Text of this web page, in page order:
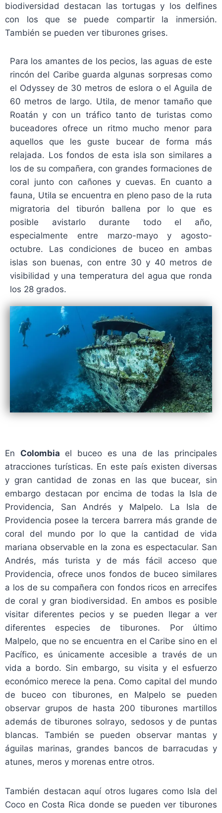
biodiversidad destacan las tortugas y los delfines
con los que se puede compartir la inmersión.
También se pueden ver tiburones grises.
Para los amantes de los pecios, las aguas de este
rincón del Caribe guarda algunas sorpresas como
el Odyssey de 30 metros de eslora o el Aguila de
60 metros de largo. Utila, de menor tamaño que
Roatán y con un tráfico tanto de turistas como
buceadores ofrece un ritmo mucho menor para
aquellos que les guste bucear de forma más
relajada. Los fondos de esta isla son similares a
los de su compañera, con grandes formaciones de
coral junto con cañones y cuevas. En cuanto a
fauna, Utila se encuentra en pleno paso de la ruta
migratoria del tiburón ballena por lo que es
posible avistarlo durante todo el año,
especialmente entre marzo-mayo y agosto-
octubre. Las condiciones de buceo en ambas
islas son buenas, con entre 30 y 40 metros de
visibilidad y una temperatura del agua que ronda
los 28 grados.
En Colombia el buceo es una de las principales
atracciones turísticas. En este país existen diversas
y gran cantidad de zonas en las que bucear, sin
embargo destacan por encima de todas la Isla de
Providencia, San Andrés y Malpelo. La Isla de
Providencia posee la tercera barrera más grande de
coral del mundo por lo que la cantidad de vida
mariana observable en la zona es espectacular. San
Andrés, más turista y de más fácil acceso que
Providencia, ofrece unos fondos de buceo similares
a los de su compañera con fondos ricos en arrecifes
de coral y gran biodiversidad. En ambos es posible
visitar diferentes pecios y se pueden llegar a ver
diferentes especies de tiburones. Por último
Malpelo, que no se encuentra en el Caribe sino en el
Pacífico, es únicamente accesible a través de un
vida a bordo. Sin embargo, su visita y el esfuerzo
económico merece la pena. Como capital del mundo
de buceo con tiburones, en Malpelo se pueden
observar grupos de hasta 200 tiburones martillos
además de tiburones solrayo, sedosos y de puntas
blancas. También se pueden observar mantas y
águilas marinas, grandes bancos de barracudas y
atunes, meros y morenas entre otros.
También destacan aquí otros lugares como Isla del
Coco en Costa Rica donde se pueden ver tiburones